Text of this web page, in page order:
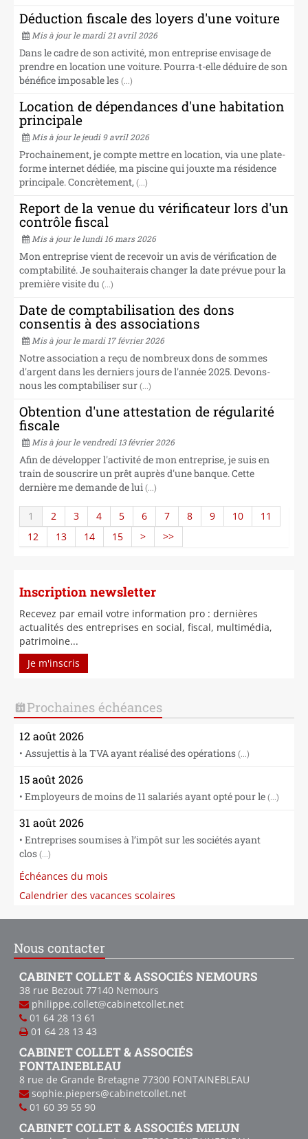
Déduction fiscale des loyers d'une voiture
Mis à jour le mardi 21 avril 2026
Dans le cadre de son activité, mon entreprise envisage de
prendre en location une voiture. Pourra-t-elle déduire de son
bénéfice imposable les (...)
Location de dépendances d'une habitation
principale
Mis à jour le jeudi 9 avril 2026
Prochainement, je compte mettre en location, via une plate-
forme internet dédiée, ma piscine qui jouxte ma résidence
principale. Concrètement, (...)
Report de la venue du vérificateur lors d'un
contrôle fiscal
Mis à jour le lundi 16 mars 2026
Mon entreprise vient de recevoir un avis de vérification de
comptabilité. Je souhaiterais changer la date prévue pour la
première visite du (...)
Date de comptabilisation des dons
consentis à des associations
Mis à jour le mardi 17 février 2026
Notre association a reçu de nombreux dons de sommes
d'argent dans les derniers jours de l'année 2025. Devons-
nous les comptabiliser sur (...)
Obtention d'une attestation de régularité
fiscale
Mis à jour le vendredi 13 février 2026
Afin de développer l'activité de mon entreprise, je suis en
train de souscrire un prêt auprès d'une banque. Cette
dernière me demande de lui (...)
1 2 3 4 5 6 7 8 9 10
11
12
13 14 15 > >>
Inscription newsletter
Recevez par email votre information pro : dernières
actualités des entreprises en social, fiscal, multimédia,
patrimoine...
Je m'inscris
Prochaines échéances
12 août 2026
• Assujettis à la TVA ayant réalisé des opérations (...)
15 août 2026
• Employeurs de moins de 11 salariés ayant opté pour le (...)
31 août 2026
• Entreprises soumises à l’impôt sur les sociétés ayant
clos (...)
Échéances du mois
Calendrier des vacances scolaires
Nous contacter
CABINET COLLET & ASSOCIÉS NEMOURS
38 rue Bezout 77140 Nemours
philippe.collet@cabinetcollet.net
01 64 28 13 61
01 64 28 13 43
CABINET COLLET & ASSOCIÉS
FONTAINEBLEAU
8 rue de Grande Bretagne 77300 FONTAINEBLEAU
sophie.piepers@cabinetcollet.net
01 60 39 55 90
CABINET COLLET & ASSOCIÉS MELUN